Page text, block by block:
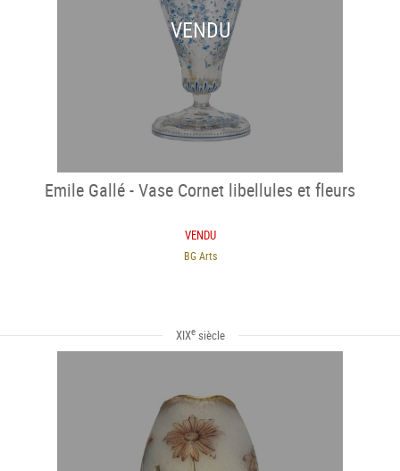
VENDU
Emile Gallé - Vase Cornet libellules et fleurs
VENDU
BG Arts
XIXesiècle